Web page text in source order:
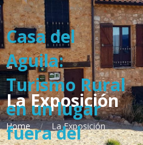
Casa del
Aguila:
Turismo Rural
en un lugar
fuera del
La Exposición
Home La Exposición